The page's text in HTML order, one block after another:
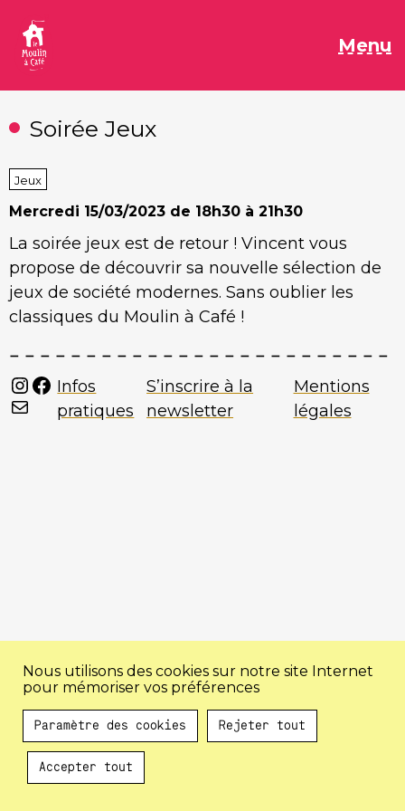
contenu
Menu
Soirée Jeux
Jeux
Mercredi 15/03/2023 de 18h30 à 21h30
La soirée jeux est de retour ! Vincent vous
propose de découvrir sa nouvelle sélection de
jeux de société modernes. Sans oublier les
classiques du Moulin à Café !
Instagram
Facebook
Mail
Infos
pratiques
S’inscrire à la
newsletter
Mentions
légales
Au programme !
Nous utilisons des cookies sur notre site Internet
pour mémoriser vos préférences
Paramètre des cookies Rejeter tout
Accepter tout